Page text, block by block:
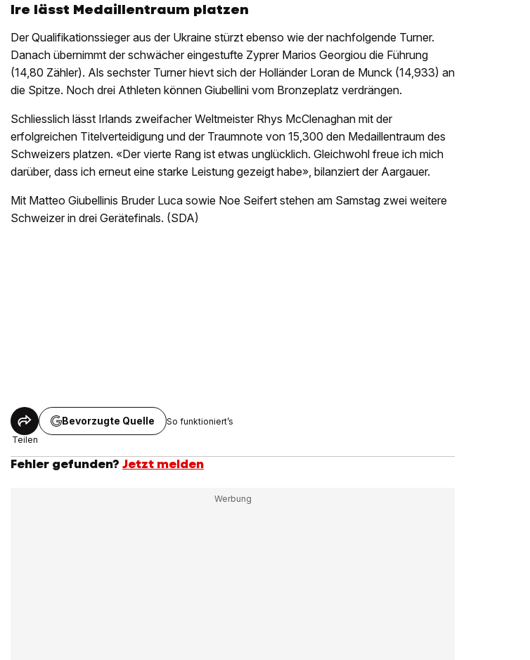
Ire lässt Medaillentraum platzen
Der Qualifikationssieger aus der Ukraine stürzt ebenso wie der nachfolgende Turner.
Danach übernimmt der schwächer eingestufte Zyprer Marios Georgiou die Führung
(14,80 Zähler). Als sechster Turner hievt sich der Holländer Loran de Munck (14,933) an
die Spitze. Noch drei Athleten können Giubellini vom Bronzeplatz verdrängen.
Schliesslich lässt Irlands zweifacher Weltmeister Rhys McClenaghan mit der
erfolgreichen Titelverteidigung und der Traumnote von 15,300 den Medaillentraum des
Schweizers platzen. «Der vierte Rang ist etwas unglücklich. Gleichwohl freue ich mich
darüber, dass ich erneut eine starke Leistung gezeigt habe», bilanziert der Aargauer.
Mit Matteo Giubellinis Bruder Luca sowie Noe Seifert stehen am Samstag zwei weitere
Schweizer in drei Gerätefinals. (SDA)
Teilen
Bevorzugte Quelle So funktioniert’s
Fehler gefunden? Jetzt melden